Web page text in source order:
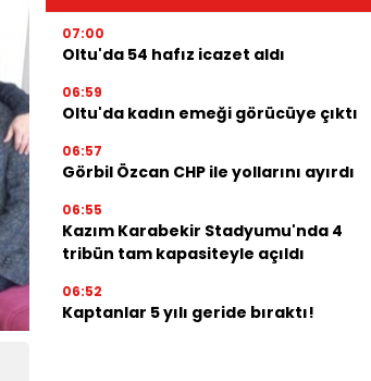
07:00
Oltu'da 54 hafız icazet aldı
06:59
Oltu'da kadın emeği görücüye çıktı
06:57
Görbil Özcan CHP ile yollarını ayırdı
06:55
Kazım Karabekir Stadyumu'nda 4
tribün tam kapasiteyle açıldı
06:52
Kaptanlar 5 yılı geride bıraktı!